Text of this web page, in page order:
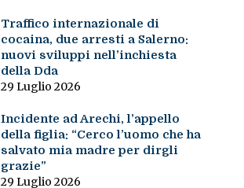
Traffico internazionale di
cocaina, due arresti a Salerno:
nuovi sviluppi nell’inchiesta
della Dda
29 Luglio 2026
Incidente ad Arechi, l’appello
della figlia: “Cerco l’uomo che ha
salvato mia madre per dirgli
grazie”
29 Luglio 2026